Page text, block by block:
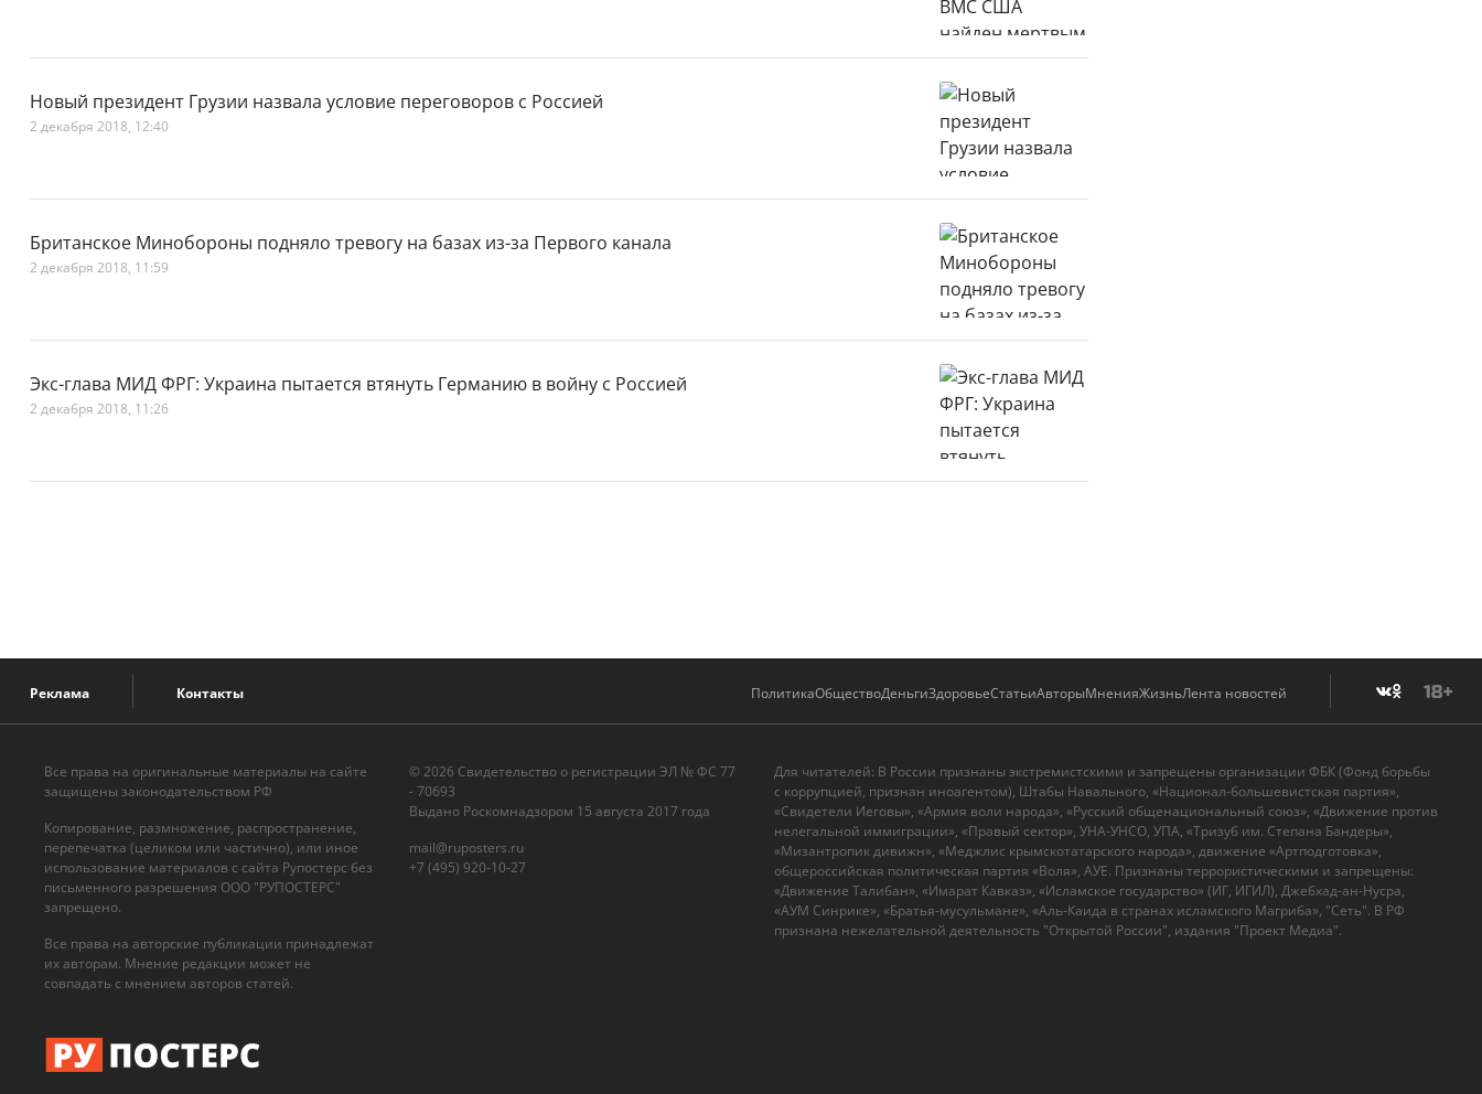
Новый президент Грузии назвала условие переговоров с Россией
2 декабря 2018, 12:40
Британское Минобороны подняло тревогу на базах из-за Первого канала
2 декабря 2018, 11:59
Экс-глава МИД ФРГ: Украина пытается втянуть Германию в войну с Россией
2 декабря 2018, 11:26
Реклама Контакты ПолитикаОбществоДеньгиЗдоровьеСтатьиАвторыМненияЖизньЛента новостей
Все права на оригинальные материалы на сайте
защищены законодательством РФ
Копирование, размножение, распространение,
перепечатка (целиком или частично), или иное
использование материалов с сайта Рупостерс без
письменного разрешения ООО "РУПОСТЕРС"
запрещено.
Все права на авторские публикации принадлежат
их авторам. Мнение редакции может не
совпадать с мнением авторов статей.
© 2026 Cвидетельство о регистрации ЭЛ № ФС 77
- 70693
Выдано Роскомнадзором 15 августа 2017 года
mail@ruposters.ru
+7 (495) 920-10-27
Для читателей: В России признаны экстремистскими и запрещены организации ФБК (Фонд борьбы
с коррупцией, признан иноагентом), Штабы Навального, «Национал-большевистская партия»,
«Свидетели Иеговы», «Армия воли народа», «Русский общенациональный союз», «Движение против
нелегальной иммиграции», «Правый сектор», УНА-УНСО, УПА, «Тризуб им. Степана Бандеры»,
«Мизантропик дивижн», «Меджлис крымскотатарского народа», движение «Артподготовка»,
общероссийская политическая партия «Воля», АУЕ. Признаны террористическими и запрещены:
«Движение Талибан», «Имарат Кавказ», «Исламское государство» (ИГ, ИГИЛ), Джебхад-ан-Нусра,
«АУМ Синрике», «Братья-мусульмане», «Аль-Каида в странах исламского Магриба», "Сеть". В РФ
признана нежелательной деятельность "Открытой России", издания "Проект Медиа".